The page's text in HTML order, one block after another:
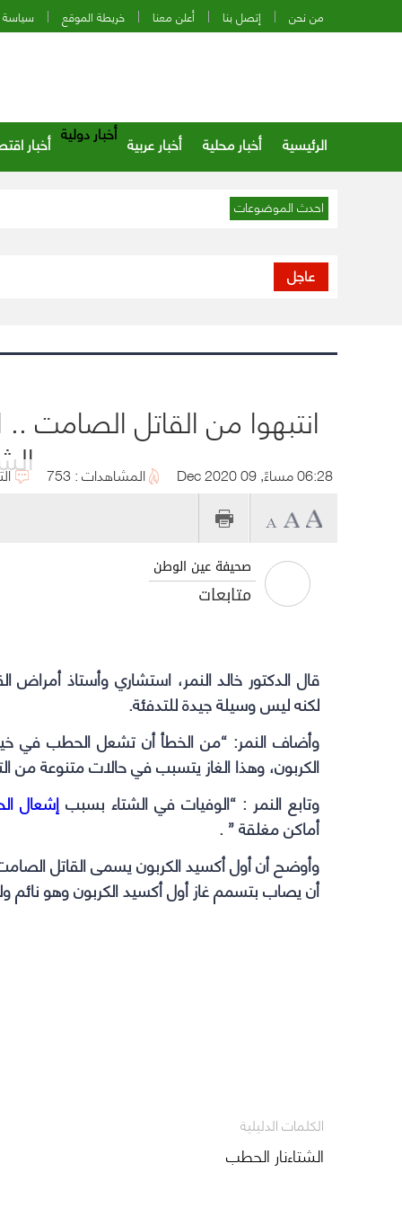
من نحن إتصل بنا أعلن معنا خريطة الموقع
الرئيسية أخبار محلية أخبار عربية أخبار دولية أخبار
احدث الموضوعات
عاجل
انتبهوا من القاتل الصامت
06:28 مساءً, 09 Dec 2020 المشاهدات : 753
صحيفة عين الوطن
متابعات
قال الدكتور خالد النمر، استشاري وأستاذ
لكنه ليس وسيلة جيدة للتدفئة.
وأضاف النمر: “من الخطأ أن تشعل الحطب في
الكربون، وهذا الغاز يتسبب في حالات متنوعة من
وتابع النمر : “الوفيات في الشتاء بسبب إشعال
أماكن مغلقة ” .
وأوضح أن أول أكسيد الكربون يسمى القاتل
أن يصاب بتسمم غاز أول أكسيد الكربون وهو نائم
الكلمات الدليلية
الشتاءنار الحطب